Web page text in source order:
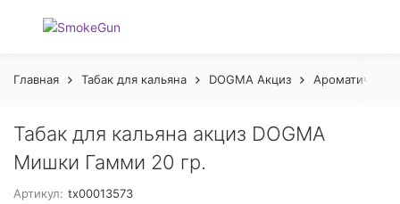
Главная Табак для кальяна DOGMA Акциз
Табак для кальяна акциз DOGMA
Мишки Гамми 20 гр.
Артикул: tx00013573